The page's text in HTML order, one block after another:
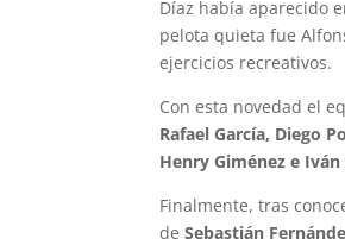
Díaz había aparecido
pelota quieta fue
ejercicios recreativos.
Con esta novedad el
Rafael García, Diego
Henry Giménez e
Finalmente, tras
deSebastián